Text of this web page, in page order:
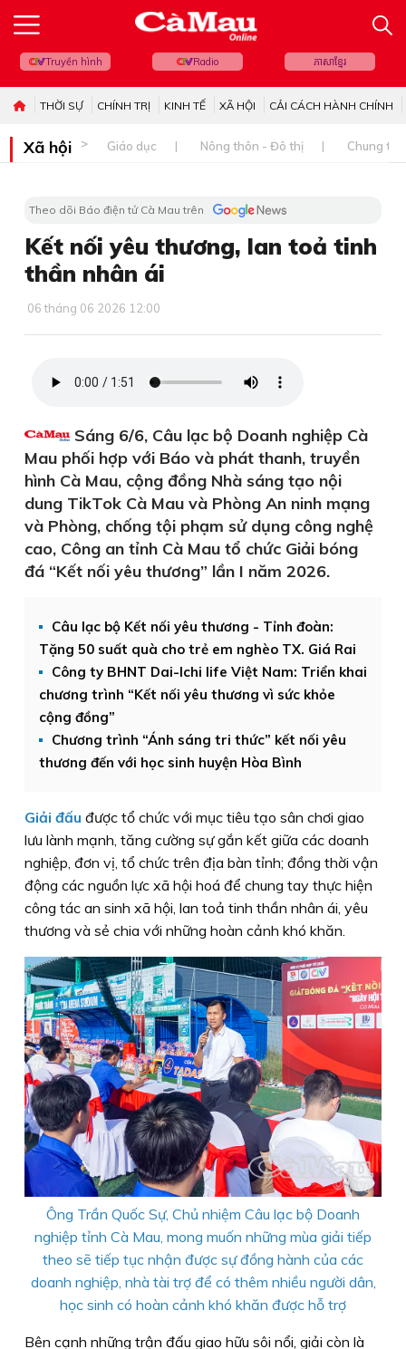
Truyền hình Radio ភាសាខ្មែរ
THỜI SỰ CHÍNH TRỊ KINH TẾ XÃ HỘI CẢI CÁCH HÀNH CHÍNH
Xã hội Giáo dục Nông thôn - Đô thị Chung
Theo dõi Báo điện tử Cà Mau trên
Kết nối yêu thương, lan toả tinh
thần nhân ái
06 tháng 06 2026 12:00
Sáng 6/6, Câu lạc bộ Doanh nghiệp Cà
Mau phối hợp với Báo và phát thanh, truyền
hình Cà Mau, cộng đồng Nhà sáng tạo nội
dung TikTok Cà Mau và Phòng An ninh mạng
và Phòng, chống tội phạm sử dụng công nghệ
cao, Công an tỉnh Cà Mau tổ chức Giải bóng
đá “Kết nối yêu thương” lần I năm 2026.
Câu lạc bộ Kết nối yêu thương - Tỉnh đoàn:
Tặng 50 suất quà cho trẻ em nghèo TX. Giá Rai
Công ty BHNT Dai-Ichi life Việt Nam: Triển khai
chương trình “Kết nối yêu thương vì sức khỏe
cộng đồng”
Chương trình “Ánh sáng tri thức” kết nối yêu
thương đến với học sinh huyện Hòa Bình
Giải đấu được tổ chức với mục tiêu tạo sân chơi giao
lưu lành mạnh, tăng cường sự gắn kết giữa các doanh
nghiệp, đơn vị, tổ chức trên địa bàn tỉnh; đồng thời vận
động các nguồn lực xã hội hoá để chung tay thực hiện
công tác an sinh xã hội, lan toả tinh thần nhân ái, yêu
thương và sẻ chia với những hoàn cảnh khó khăn.
Ông Trần Quốc Sự, Chủ nhiệm Câu lạc bộ Doanh
nghiệp tỉnh Cà Mau, mong muốn những mùa giải tiếp
theo sẽ tiếp tục nhận được sự đồng hành của các
doanh nghiệp, nhà tài trợ để có thêm nhiều người dân,
học sinh có hoàn cảnh khó khăn được hỗ trợ
Bên cạnh những trận đấu giao hữu sôi nổi, giải còn là